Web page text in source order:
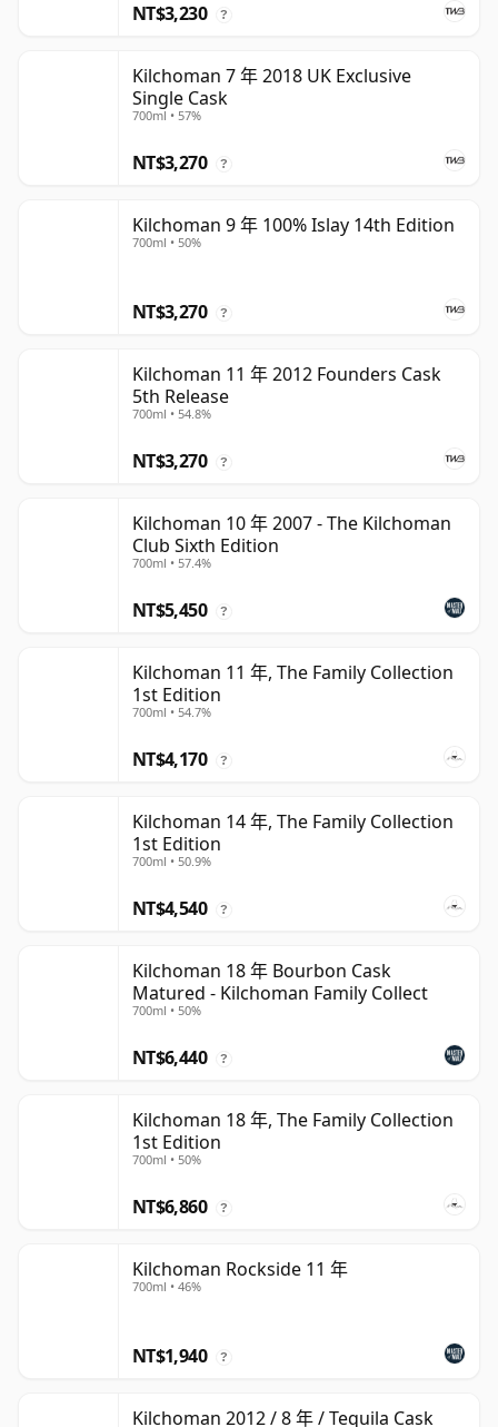
NT$3,230 ?
Kilchoman 7 年 2018 UK Exclusive
Single Cask
700ml • 57%
NT$3,270 ?
Kilchoman 9 年 100% Islay 14th Edition
700ml • 50%
NT$3,270 ?
Kilchoman 11 年 2012 Founders Cask
5th Release
700ml • 54.8%
NT$3,270 ?
Kilchoman 10 年 2007 - The Kilchoman
Club Sixth Edition
700ml • 57.4%
NT$5,450 ?
Kilchoman 11 年, The Family Collection
1st Edition
700ml • 54.7%
NT$4,170 ?
Kilchoman 14 年, The Family Collection
1st Edition
700ml • 50.9%
NT$4,540 ?
Kilchoman 18 年 Bourbon Cask
Matured - Kilchoman Family Collect
700ml • 50%
NT$6,440 ?
Kilchoman 18 年, The Family Collection
1st Edition
700ml • 50%
NT$6,860 ?
Kilchoman Rockside 11 年
700ml • 46%
NT$1,940 ?
Kilchoman 2012 / 8 年 / Tequila Cask